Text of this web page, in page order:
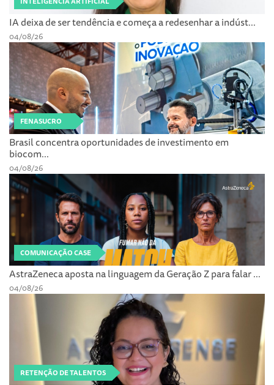
IA deixa de ser tendência e começa a redesenhar a indúst...
04/08/26
FENASUCRO
Brasil concentra oportunidades de investimento em
biocom...
04/08/26
COMUNICAÇÃO CASE
AstraZeneca aposta na linguagem da Geração Z para falar ...
04/08/26
RETENÇÃO DE TALENTOS